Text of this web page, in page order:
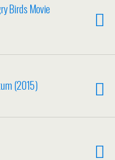
Birds Movie
(2015)